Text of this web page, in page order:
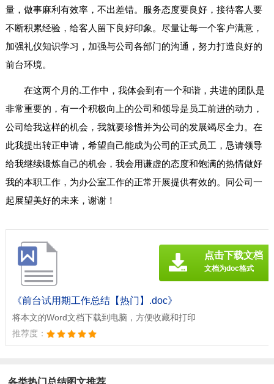
量，做事麻利有效率，不出差错。服务态度要良好，接待客人要
不断积累经验，给客人留下良好印象。尽量让每一个客户满意，
加强礼仪知识学习，加强与公司各部门的沟通，努力打造良好的
前台环境。
在这两个月的.工作中，我体会到有一个和谐，共进的团队是
非常重要的，有一个积极向上的公司和领导是员工前进的动力，
公司给我这样的机会，我就要珍惜并为公司的发展竭尽全力。在
此我提出转正申请，希望自己能成为公司的正式员工，恳请领导
给我继续锻炼自己的机会，我会用谦虚的态度和饱满的热情做好
我的本职工作，为办公室工作的正常开展提供有效的。同公司一
起展望美好的未来，谢谢！
《前台试用期工作总结【热门】.doc》
将本文的Word文档下载到电脑，方便收藏和打印
推荐度：
点击下载文档
文档为doc格式
各类热门总结图文推荐